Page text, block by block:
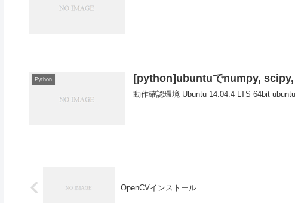
Python [python]ubuntuでnumpy,
動作確認環境 Ubuntu 14.04.4 LTS 64bit
OpenCVインストール